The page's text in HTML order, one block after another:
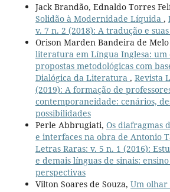
Jack Brandão, Ednaldo Torres
Solidão à Modernidade Líquida ,
v. 7 n. 2 (2018): A tradução e
Orison Marden Bandeira de
literatura em Língua Inglesa: um
propostas metodológicas com
Dialógica da Literatura , Revista
(2019): A formação de
contemporaneidade: cenários,
possibilidades
Perle Abbrugiati, Os diafragmas
e interfaces na obra de Antonio
Letras Raras: v. 5 n. 1 (2016):
e demais línguas de sinais:
perspectivas
Vilton Soares de Souza, Um olhar